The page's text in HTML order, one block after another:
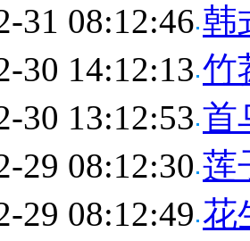
31 08:12:46 韩
30 14:12:13 竹
30 13:12:53 首
29 08:12:30 莲
29 08:12:49 花